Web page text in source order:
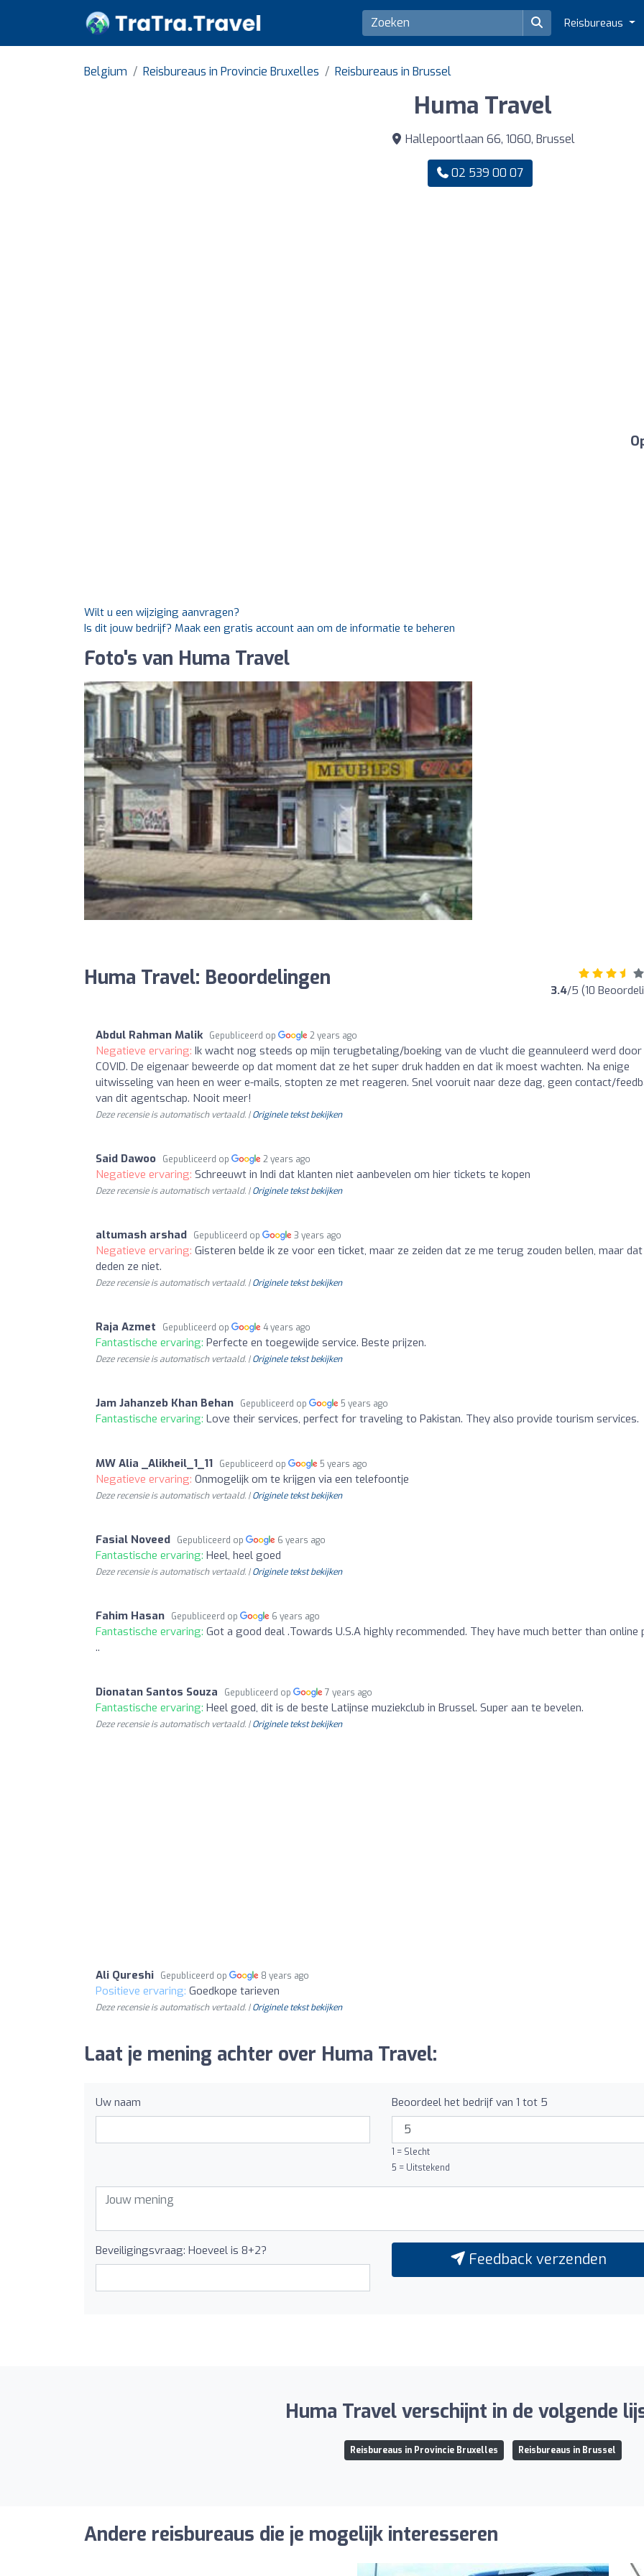
Reisbureaus
Belgium Reisbureaus in Provincie Bruxelles Reisbureaus in Brussel
Huma Travel
Hallepoortlaan 66, 1060, Brussel
02 539 00 07
Wilt u een wijziging aanvragen?
Is dit jouw bedrijf? Maak een gratis account aan om de informatie te beheren
Foto's van Huma Travel
Huma Travel: Beoordelingen 3.4/5 (10
Abdul Rahman Malik Gepubliceerd op 2 years ago
Negatieve ervaring: Ik wacht nog steeds op mijn terugbetaling/boeking van de vlucht die geannuleerd werd door
COVID. De eigenaar beweerde op dat moment dat ze het super druk hadden en dat ik moest wachten. Na enige
uitwisseling van heen en weer e-mails, stopten ze met reageren. Snel vooruit naar deze dag, geen contact/
van dit agentschap. Nooit meer!
Deze recensie is automatisch vertaald. |Originele tekst bekijken
Said Dawoo Gepubliceerd op 2 years ago
Negatieve ervaring: Schreeuwt in Indi dat klanten niet aanbevelen om hier tickets te kopen
Deze recensie is automatisch vertaald. |Originele tekst bekijken
altumash arshad Gepubliceerd op 3 years ago
Negatieve ervaring: Gisteren belde ik ze voor een ticket, maar ze zeiden dat ze me terug zouden bellen, maar dat
deden ze niet.
Deze recensie is automatisch vertaald. |Originele tekst bekijken
Raja Azmet Gepubliceerd op 4 years ago
Fantastische ervaring: Perfecte en toegewijde service. Beste prijzen.
Deze recensie is automatisch vertaald. |Originele tekst bekijken
Jam Jahanzeb Khan Behan Gepubliceerd op 5 years ago
Fantastische ervaring: Love their services, perfect for traveling to Pakistan. They also provide tourism services.
MW Alia _Alikheil_1_11 Gepubliceerd op 5 years ago
Negatieve ervaring: Onmogelijk om te krijgen via een telefoontje
Deze recensie is automatisch vertaald. |Originele tekst bekijken
Fasial Noveed Gepubliceerd op 6 years ago
Fantastische ervaring: Heel, heel goed
Deze recensie is automatisch vertaald. |Originele tekst bekijken
Fahim Hasan Gepubliceerd op 6 years ago
Fantastische ervaring: Got a good deal .Towards U.S.A highly recommended. They have much better than online
..
Dionatan Santos Souza Gepubliceerd op 7 years ago
Fantastische ervaring: Heel goed, dit is de beste Latijnse muziekclub in Brussel. Super aan te bevelen.
Deze recensie is automatisch vertaald. |Originele tekst bekijken
Ali Qureshi Gepubliceerd op 8 years ago
Positieve ervaring: Goedkope tarieven
Deze recensie is automatisch vertaald. |Originele tekst bekijken
Laat je mening achter over Huma Travel:
Uw naam Beoordeel het bedrijf van 1 tot 5
1 = Slecht
5 = Uitstekend
Beveiligingsvraag: Hoeveel is 8+2? Feedback verzenden
Huma Travel verschijnt in de volgende
Reisbureaus in Provincie Bruxelles Reisbureaus in Brussel
Andere reisbureaus die je mogelijk interesseren